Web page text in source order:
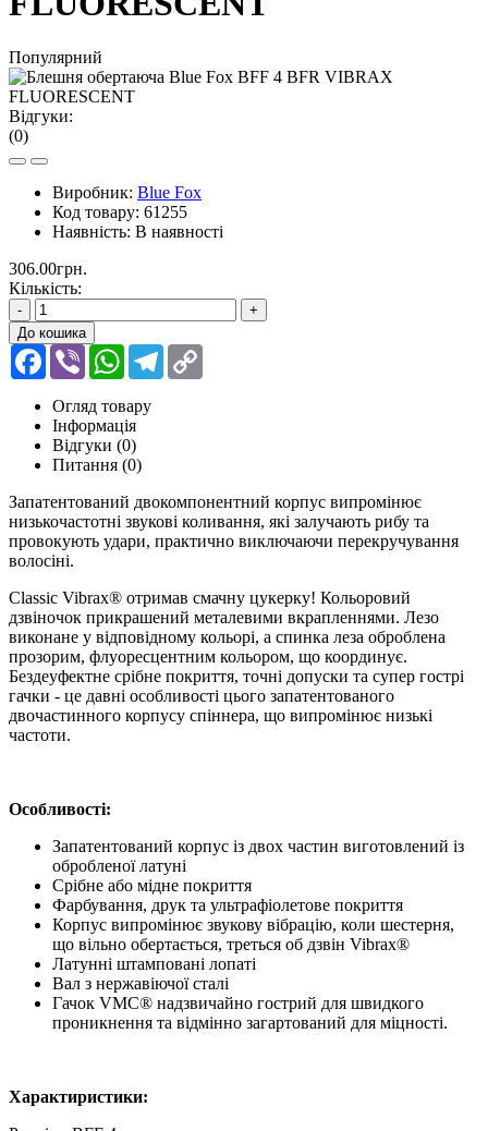
Популярний
Відгуки:
(0)
Виробник: Blue Fox
Код товару: 61255
Наявність: В наявності
306.00грн.
Кількість:
-
+
До кошика
Facebook
Viber WhatsApp
Telegram
Огляд товару
Інформація
Відгуки (0)
Питання (0)
Запатентований двокомпонентний корпус випромінює
низькочастотні звукові коливання, які залучають рибу та
провокують удари, практично виключаючи перекручування
волосіні.
Classic Vibrax® отримав смачну цукерку! Кольоровий
дзвіночок прикрашений металевими вкрапленнями. Лезо
виконане у відповідному кольорі, а спинка леза оброблена
прозорим, флуоресцентним кольором, що координує.
Бездеуфектне срібне покриття, точні допуски та супер гострі
гачки - це давні особливості цього запатентованого
двочастинного корпусу спіннера, що випромінює низькі
частоти.
Особливості:
Запатентований корпус із двох частин виготовлений із
обробленої латуні
Срібне або мідне покриття
Фарбування, друк та ультрафіолетове покриття
Корпус випромінює звукову вібрацію, коли шестерня,
що вільно обертається, треться об дзвін Vibrax®
Латунні штамповані лопаті
Вал з нержавіючої сталі
Гачок VMC® надзвичайно гострий для швидкого
проникнення та відмінно загартований для міцності.
Характиристики: